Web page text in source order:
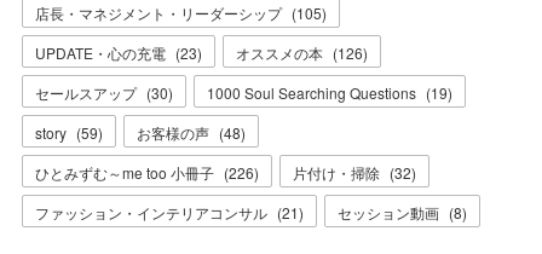
店長・マネジメント・リーダーシップ (105)
UPDATE・心の充電 (23) オススメの本 (126)
セールスアップ (30) 1000 Soul Searching Questions (19)
story (59) お客様の声 (48)
ひとみずむ～me too 小冊子 (226) 片付け・掃除 (32)
ファッション・インテリアコンサル (21) セッション動画 (8)